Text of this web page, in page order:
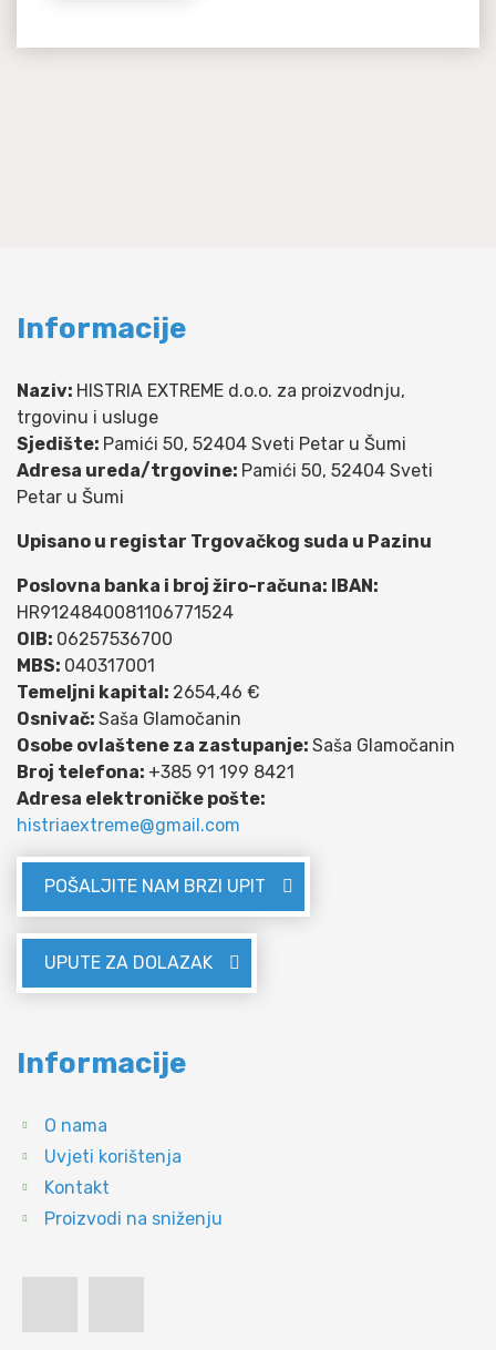
Informacije
Naziv: HISTRIA EXTREME d.o.o. za proizvodnju,
trgovinu i usluge
Sjedište: Pamići 50, 52404 Sveti Petar u Šumi
Adresa ureda/trgovine: Pamići 50, 52404 Sveti
Petar u Šumi
Upisano u registar Trgovačkog suda u Pazinu
Poslovna banka i broj žiro-računa: IBAN:
HR9124840081106771524
OIB: 06257536700
MBS: 040317001
Temeljni kapital: 2654,46 €
Osnivač: Saša Glamočanin
Osobe ovlaštene za zastupanje: Saša Glamočanin
Broj telefona: +385 91 199 8421
Adresa elektroničke pošte:
histriaextreme@gmail.com
POŠALJITE NAM BRZI UPIT
UPUTE ZA DOLAZAK
Informacije
O nama
Uvjeti korištenja
Kontakt
Proizvodi na sniženju